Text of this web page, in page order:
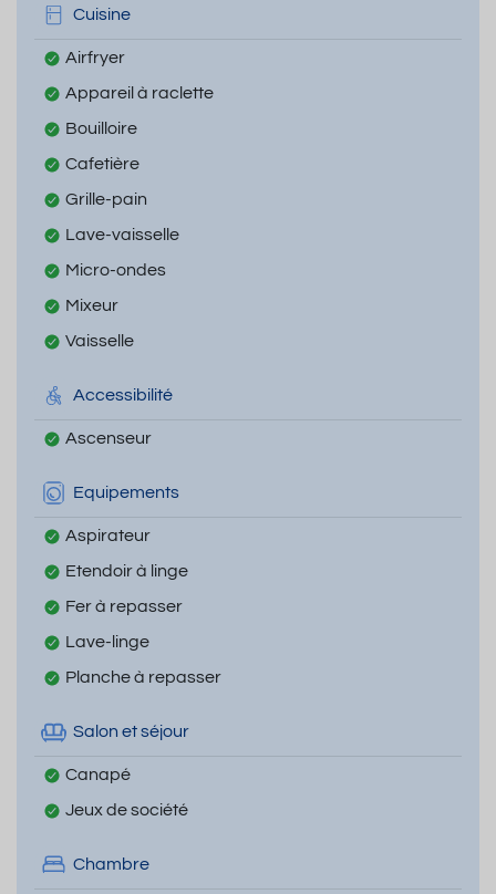
Cuisine
Airfryer
Appareil à raclette
Bouilloire
Cafetière
Grille-pain
Lave-vaisselle
Micro-ondes
Mixeur
Vaisselle
Accessibilité
Ascenseur
Equipements
Aspirateur
Etendoir à linge
Fer à repasser
Lave-linge
Planche à repasser
Salon et séjour
Canapé
Jeux de société
Chambre